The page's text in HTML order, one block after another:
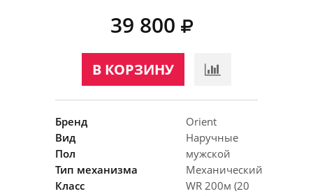
39 800
В КОРЗИНУ
Бренд
Orient
Вид
Наручные
Пол
мужской
Тип механизма
Механический
Класс
WR 200м (20